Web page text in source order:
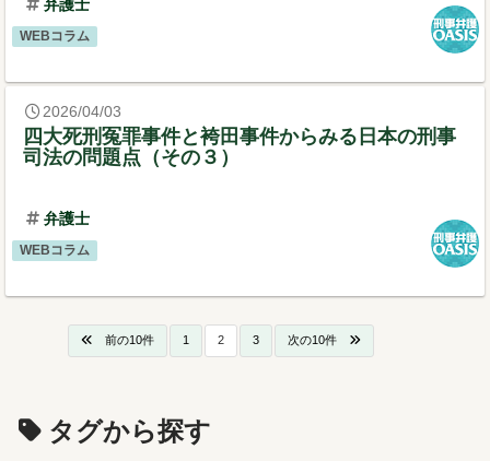
弁護士
WEBコラム
2026/04/03
四大死刑冤罪事件と袴田事件からみる日本の刑事
司法の問題点（その３）
弁護士
WEBコラム
前の10件 1 2 3 次の10件
タグから探す